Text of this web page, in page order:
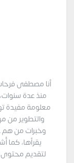
أنا مصطفى
منذ عدة
معلومة مفيدة
والتطوير من
وخبرات من هم
يقرأها، كما
لتقديم محتوى